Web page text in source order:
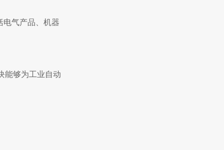
电气产品、机器
能够为工业自动